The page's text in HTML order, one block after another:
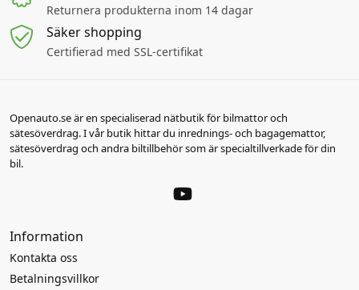
Returnera produkterna inom 14 dagar
Säker shopping
Certifierad med SSL-certifikat
Openauto.se är en specialiserad nätbutik för bilmattor och
sätesöverdrag. I vår butik hittar du inrednings- och bagagemattor,
sätesöverdrag och andra biltillbehör som är specialtillverkade för din
bil.
Information
Kontakta oss
Betalningsvillkor